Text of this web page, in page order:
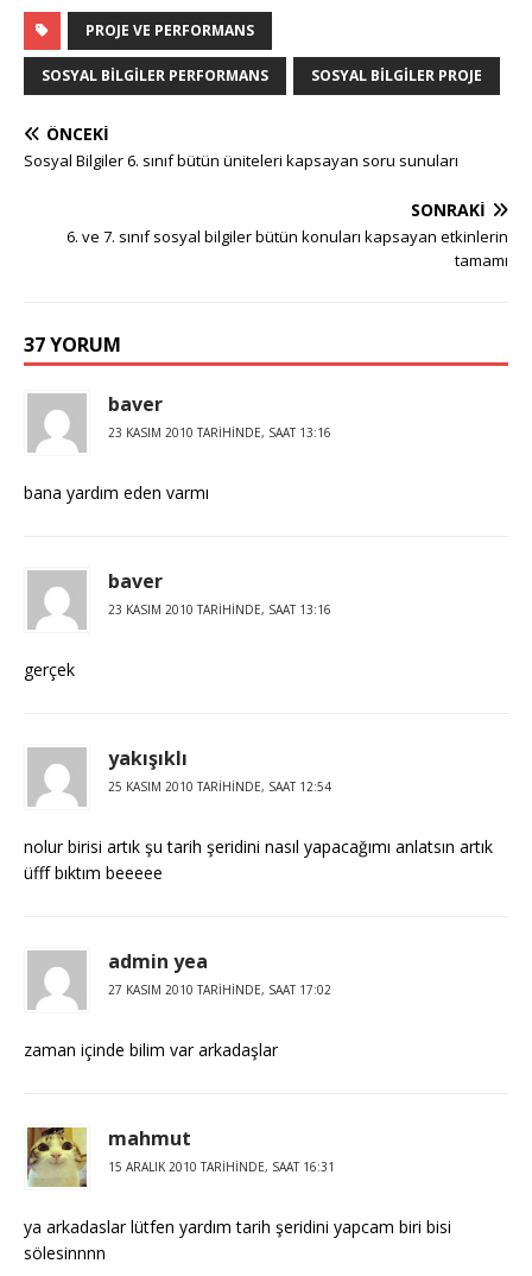
PROJE VE PERFORMANS
SOSYAL BILGILER PERFORMANS SOSYAL BILGILER PROJE
ÖNCEKI
Sosyal Bilgiler 6. sınıf bütün üniteleri kapsayan soru sunuları
SONRAKI
6. ve 7. sınıf sosyal bilgiler bütün konuları kapsayan etkinlerin
tamamı
37 YORUM
baver
23 KASIM 2010 TARIHINDE, SAAT 13:16
bana yardım eden varmı
baver
23 KASIM 2010 TARIHINDE, SAAT 13:16
gerçek
yakışıklı
25 KASIM 2010 TARIHINDE, SAAT 12:54
nolur birisi artık şu tarih şeridini nasıl yapacağımı anlatsın artık
üfff bıktım beeeee
admin yea
27 KASIM 2010 TARIHINDE, SAAT 17:02
zaman içinde bilim var arkadaşlar
mahmut
15 ARALIK 2010 TARIHINDE, SAAT 16:31
ya arkadaslar lütfen yardım tarih şeridini yapcam biri bisi
sölesinnnn